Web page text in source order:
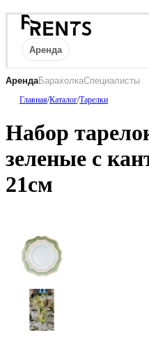
Аренда
АрендаБарахолкаСпециалисты
МЕБЕЛЬ
ПОСУДА
КРУПНОГАБАРИТНЫЙ
ДЕКОР
ГОТОВЫЕ РЕШЕНИЯ
ОСВЕЩЕНИЕ
ДЕКОР
НАВИГАЦИЯ
Главная/Каталог/Тарелки
Набор
зеленые с
21см